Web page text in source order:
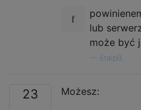
lub
może być
EralpB,
23
Możesz: